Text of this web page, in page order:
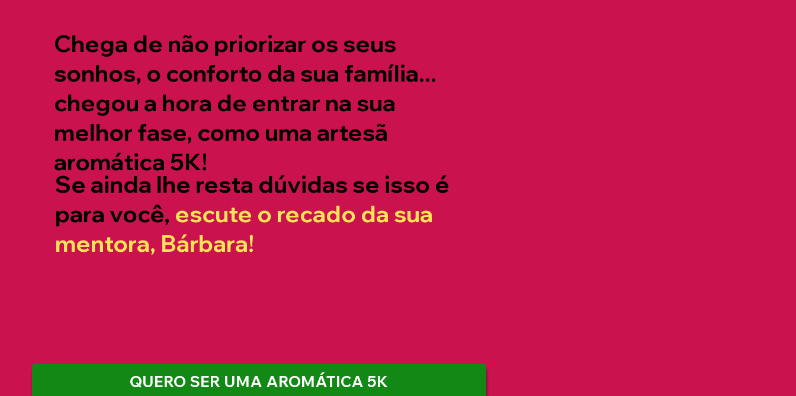
Chega de não priorizar os seus
sonhos, o conforto da sua família...
chegou a hora de entrar na sua
melhor fase, como uma artesã
aromática 5K!
QUERO SER UMA AROMÁTICA 5K
Se ainda lhe resta dúvidas se isso é
para você, escute o recado da sua
mentora, Bárbara!